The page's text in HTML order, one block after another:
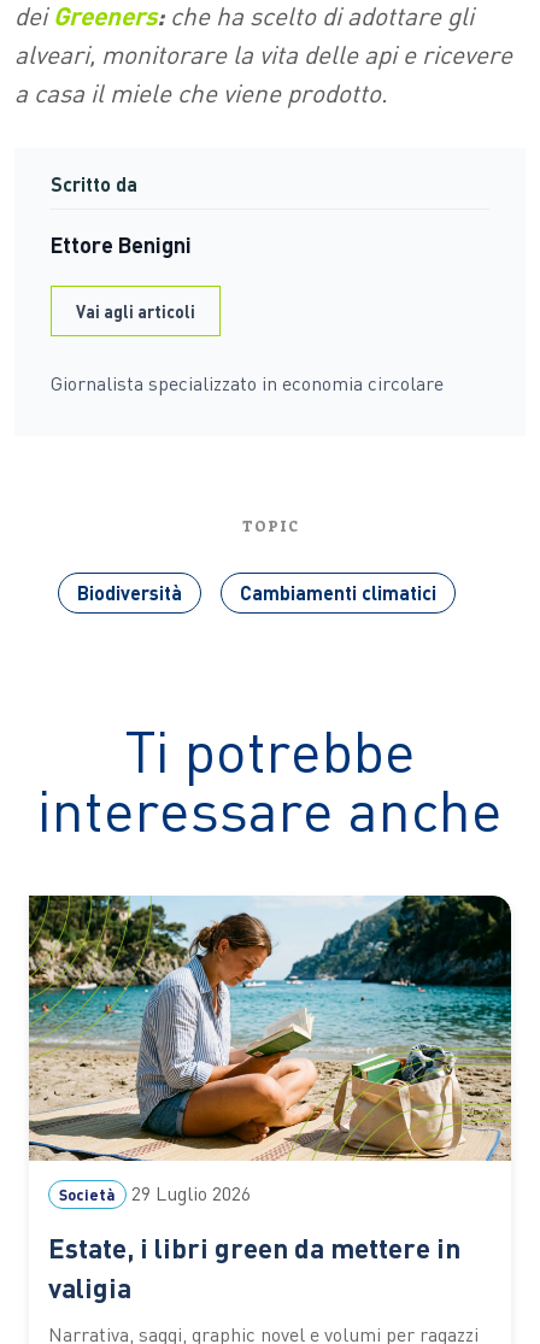
deiGreeners:che ha scelto di adottare gli
alveari, monitorare la vita delle api e ricevere
a casa il miele che viene prodotto.
Scritto da
Ettore Benigni
Vai agli articoli
Giornalista specializzato in economia circolare
TOPIC
Biodiversità Cambiamenti climatici
Ti potrebbe
interessare anche
Società 29 Luglio 2026
Estate, i libri green da mettere in
valigia
Narrativa, saggi, graphic novel e volumi per ragazzi